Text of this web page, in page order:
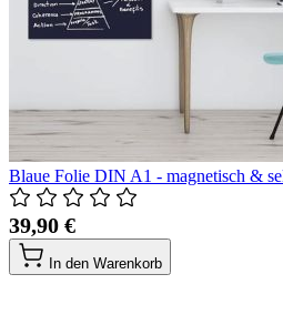
Blaue Folie DIN A1 - magnetisch &
39,90 €
In den Warenkorb